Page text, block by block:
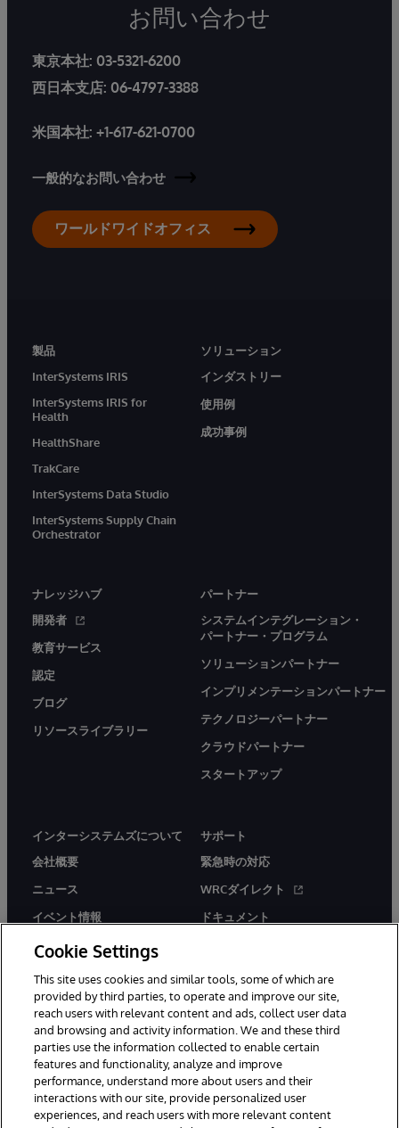
お問い合わせ
東京本社: 03-5321-6200
西日本支店: 06-4797-3388
米国本社: +1-617-621-0700
一般的なお問い合わせ
ワールドワイドオフィス
製品
InterSystems IRIS
InterSystems IRIS for
Health
HealthShare
TrakCare
InterSystems Data Studio
InterSystems Supply Chain
Orchestrator
ソリューション
インダストリー
使用例
成功事例
ナレッジハブ
開発者
教育サービス
認定
ブログ
リソースライブラリー
パートナー
システムインテグレーション・
パートナー・プログラム
ソリューションパートナー
インプリメンテーションパートナー
テクノロジーパートナー
クラウドパートナー
スタートアップ
インターシステムズについて
会社概要
ニュース
イベント情報
採用情報
サポート
緊急時の対応
WRCダイレクト
ドキュメント
© 1996-2026Y InterSystems Corporation, Boston, MA. All Rights
Reserved.
お知らせ／ご利用規約
プライバシーステートメント
Cookie Settings
This site uses cookies and similar tools, some of which are
provided by third parties, to operate and improve our site,
reach users with relevant content and ads, collect user data
and browsing and activity information. We and these third
parties use the information collected to enable certain
features and functionality, analyze and improve
performance, understand more about users and their
interactions with our site, provide personalized user
experiences, and reach users with more relevant content